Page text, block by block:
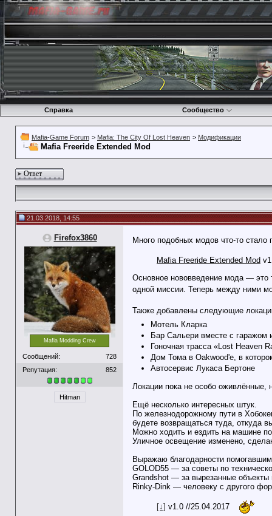
Справка Сообщество
Mafia-Game Forum > Mafia: The City Of Lost Heaven > Модификации
Mafia Freeride Extended Mod
Ответ
21.03.2018, 14:55
Firefox3860
Mafia Modding Crew
Сообщений:
728
Репутация:
852
Hitman
Много подобных модов что-то стало
Mafia Freeride Extended Mod
Основное нововведение мода — это
одной миссии. Теперь между ними
Также добавлены следующие
Мотель Кларка
Бар Сальери вместе с гаражом
Гоночная трасса «Lost Heaven
Дом Тома в Oakwood'е, в
Автосервис Лукаса Бертоне
Локации пока не особо оживлённые,
Ещё несколько интересных штук.
По железнодорожному пути в
будете возвращаться туда, откуда
Можно ходить и ездить на машине
Уличное освещение изменено,
Выражаю благодарности
GOLOD55 — за советы по
Grandshot — за вырезанные объекты
Rinky-Dink — человеку с другого
[↓] v1.0 //25.04.2017